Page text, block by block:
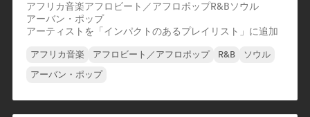
アフリカ音楽アフロビート／アフロポップR&Bソウル
アーバン・ポップ
アーティストを「インパクトのあるプレイリスト」に追加
アフリカ音楽 アフロビート／アフロポップ R&B
ソウル
アーバン・ポップ